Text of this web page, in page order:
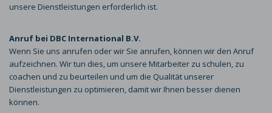
unsere Dienstleistungen erforderlich ist.
Anruf bei DBC International B.V.
Wenn Sie uns anrufen oder wir Sie anrufen, können wir den Anruf
aufzeichnen. Wir tun dies, um unsere Mitarbeiter zu schulen, zu
coachen und zu beurteilen und um die Qualität unserer
Dienstleistungen zu optimieren, damit wir Ihnen besser dienen
können.